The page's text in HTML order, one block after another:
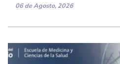
06 de Agosto, 2026